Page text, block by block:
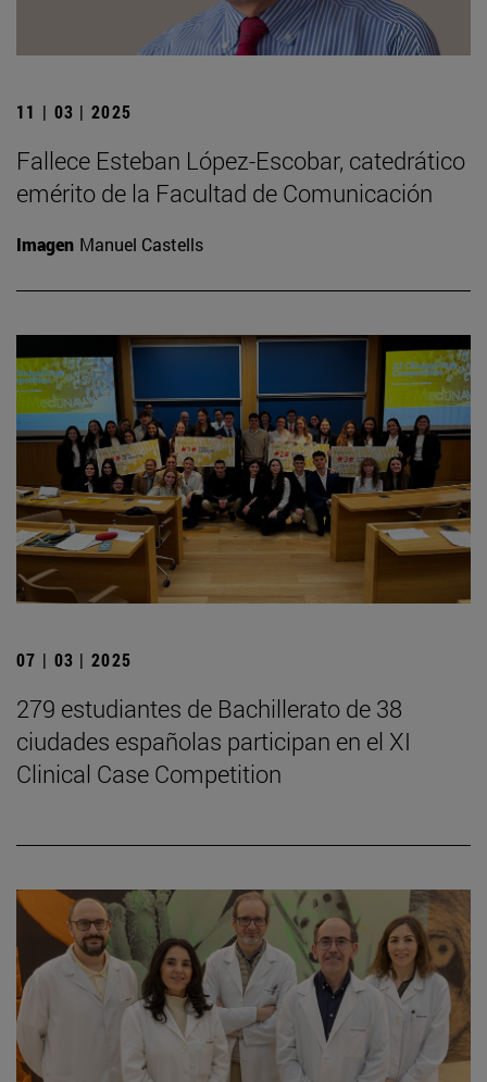
11 | 03 | 2025
Fallece Esteban López-Escobar, catedrático
emérito de la Facultad de Comunicación
Imagen Manuel Castells
07 | 03 | 2025
279 estudiantes de Bachillerato de 38
ciudades españolas participan en el XI
Clinical Case Competition